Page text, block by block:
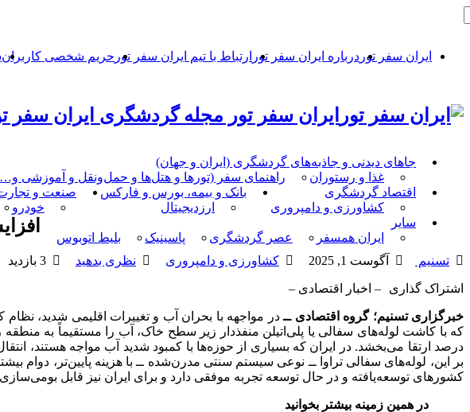
ایران سفر تور درباره ایران سفر تور ارتباط با تیم ایران سفر تور حریم شخصی کاربران
ایران سفر تور مجله گردشگری ایران سفر
جاهای دیدنی و جاذبه‌های گردشگری (ایران و جهان)
غذا و رستوران
راهنمای سفر (تورها و هتل‌ها و حمل‌و‌نقل و آموزشی
اقتصاد گردشگری
کشاورزی و دامپروری
بانک و بیمه، بورس و فارکس
ارزدیجیتال
صنعت و
خودرو
سایر
ایران همسفر
عصر گردشگری پاسینیک بلیط اتوبوس
افزایش
تسنیم آگوست 1, 2025 کشاورزی و دامپروری نظری بدهید 3 بازدید
اشتراک گذاری – اخبار اقتصادی –
خبرگزاری تسنیم؛ گروه اقتصادی ــدر مواجهه با بحران آب و تغییرات اقلیمی شدید،
درصد ارتقا می‌بخشد. در ایران که بسیاری از حوزه‌ها با کمبود شدید آب مواجه هستند،
بر این، لوله‌های سفالی تراوا ــ نوعی سیستم سنتی مدرن‌شده ــ با هزینه پایین‌تر، دوام
کشورهای توسعه‌یافته و در حال توسعه تجربه موفقی دارد و برای ایران نیز قابل
در همین زمینه بیشتر بخوانید